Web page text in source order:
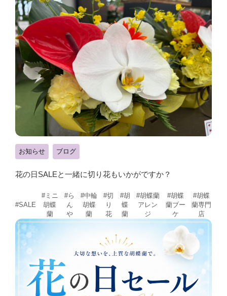
お知らせ ブログ
花の日SALEと一緒に切り花もいかがですか？
#SALE
#ミニ
胡蝶
蘭
#ら
ん
や
#中輪
胡蝶
蘭
#切
り
花
#胡
蝶
蘭
#胡蝶蘭
アレン
ジ
#胡蝶
蘭ブー
ケ
#胡蝶
蘭専門
店